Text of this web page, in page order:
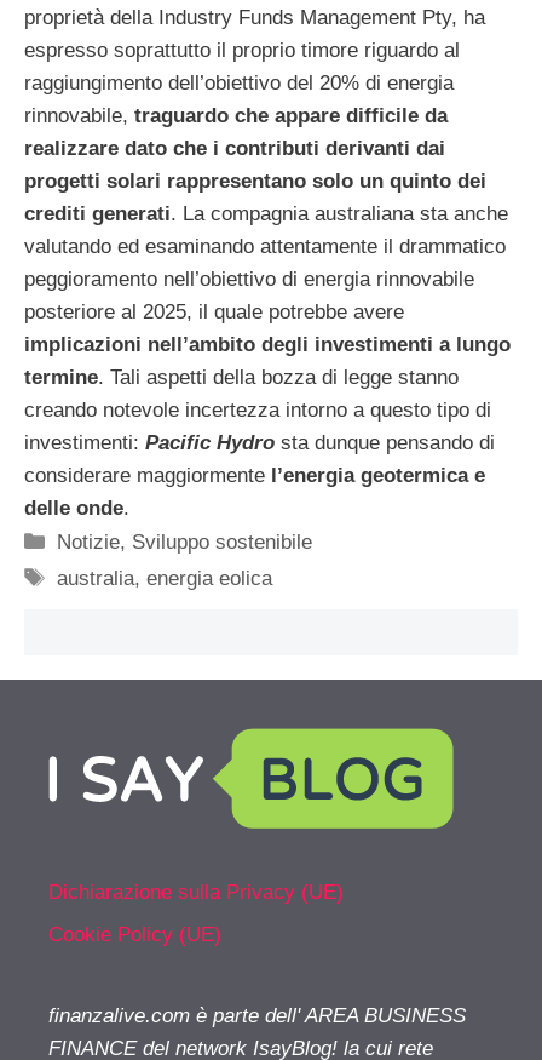
proprietà della Industry Funds Management Pty, ha
espresso soprattutto il proprio timore riguardo al
raggiungimento dell’obiettivo del 20% di energia
rinnovabile, traguardo che appare difficile da
realizzare dato che i contributi derivanti dai
progetti solari rappresentano solo un quinto dei
crediti generati. La compagnia australiana sta anche
valutando ed esaminando attentamente il drammatico
peggioramento nell’obiettivo di energia rinnovabile
posteriore al 2025, il quale potrebbe avere
implicazioni nell’ambito degli investimenti a lungo
termine. Tali aspetti della bozza di legge stanno
creando notevole incertezza intorno a questo tipo di
investimenti: Pacific Hydro sta dunque pensando di
considerare maggiormente l’energia geotermica e
delle onde.
Categorie
Notizie, Sviluppo sostenibile
Tag
australia,energia eolica
Dichiarazione sulla Privacy (UE)
Cookie Policy (UE)
finanzalive.com è parte dell' AREA BUSINESS
FINANCE del network IsayBlog! la cui rete